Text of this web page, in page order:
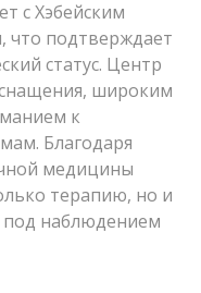
с Хэбейским
что подтверждает
статус. Центр
широким
к
Благодаря
медицины
терапию, но и
наблюдением